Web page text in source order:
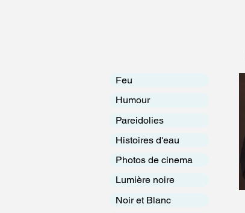
Feu
Humour
Pareidolies
Histoires d'eau
Photos de cinema
Lumière noire
Noir et Blanc